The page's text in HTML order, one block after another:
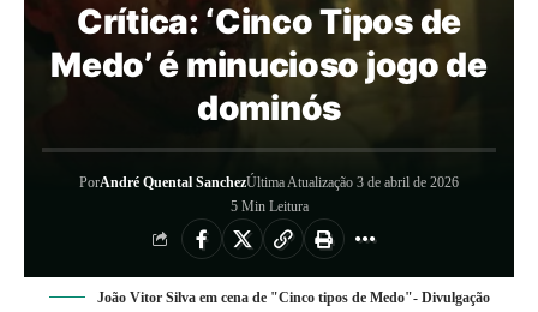
Crítica: ‘Cinco Tipos de
Medo’ é minucioso jogo de
dominós
PorAndré Quental SanchezÚltima Atualização 3 de abril de 2026
5 Min Leitura
João Vitor Silva em cena de "Cinco tipos de Medo"- Divulgação